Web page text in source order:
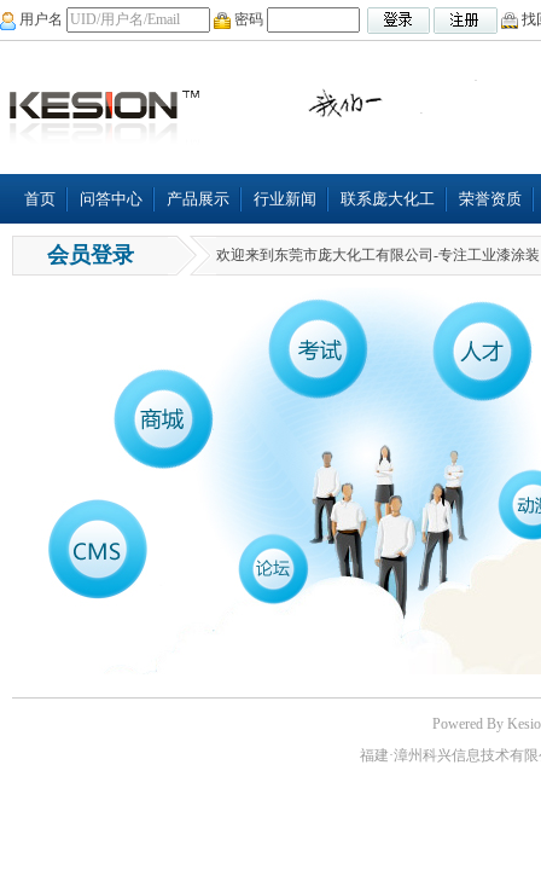
用户名 密码 找
首页 问答中心 产品展示 行业新闻 联系庞大化工 荣誉资质
会员登录 欢迎来到东莞市庞大化工有限公司-专注工业漆涂
Powered By
福建·漳州科兴信息技术有